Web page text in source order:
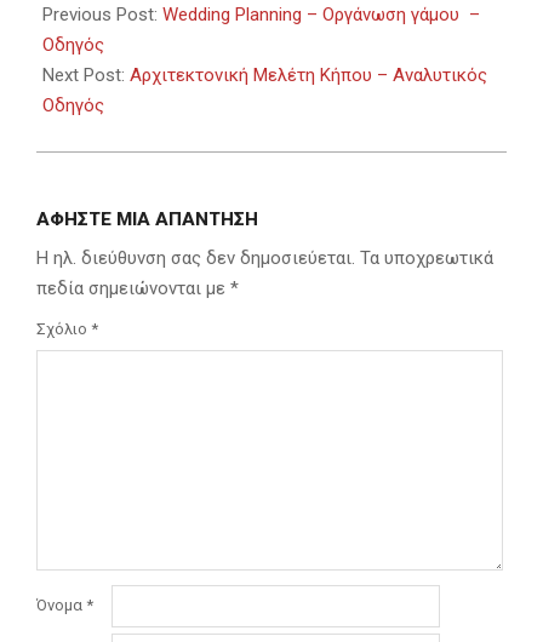
02-
09
Previous Post: Wedding Planning – Οργάνωση γάμου –
Οδηγός
Next Post: Αρχιτεκτονική Μελέτη Κήπου – Αναλυτικός
Οδηγός
ΑΦΉΣΤΕ ΜΙΑ ΑΠΆΝΤΗΣΗ
Η ηλ. διεύθυνση σας δεν δημοσιεύεται. Τα υποχρεωτικά
πεδία σημειώνονται με *
Σχόλιο *
Όνομα *